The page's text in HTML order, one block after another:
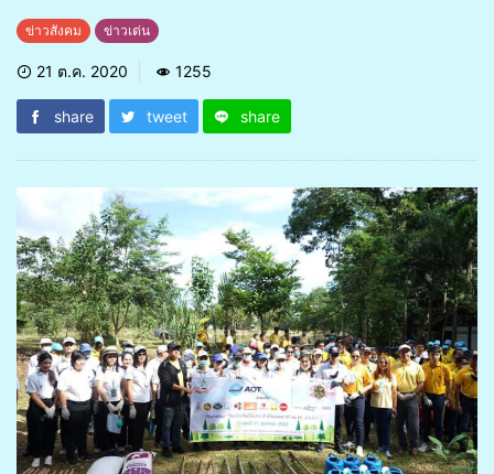
ข่าวสังคม ข่าวเด่น
21 ต.ค. 2020 1255
share tweet share